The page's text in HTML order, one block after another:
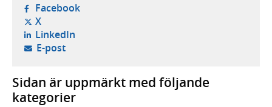
Facebook- öppnas i ny flik, extern webbplats,
X- öppnas i ny flik, extern webbplats,
LinkedIn- öppnas i ny flik, extern webbplats,
E-post- öppnar din e-postklient,
Sidan är uppmärkt med följande
kategorier